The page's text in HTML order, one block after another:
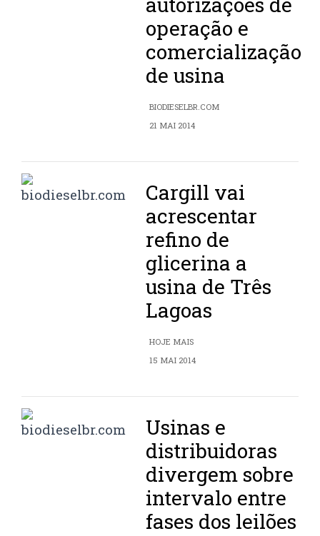
operação e
comercialização
de usina
BIODIESELBR.COM
21 MAI 2014
Cargill vai
acrescentar
refino de
glicerina a
usina de Três
Lagoas
HOJE MAIS
15 MAI 2014
Usinas e
distribuidoras
divergem sobre
intervalo entre
fases dos leilões